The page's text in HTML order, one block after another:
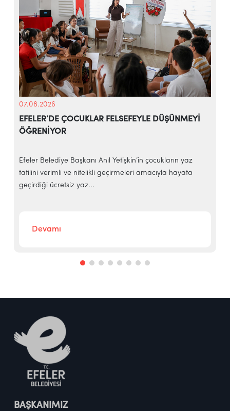
07.08.2026
EFELER’DE ÇOCUKLAR FELSEFEYLE DÜŞÜNMEYİ
ÖĞRENİYOR
Efeler Belediye Başkanı Anıl Yetişkin’in çocukların yaz
tatilini verimli ve nitelikli geçirmeleri amacıyla hayata
geçirdiği ücretsiz yaz...
Devamı
BAŞKANIMIZ